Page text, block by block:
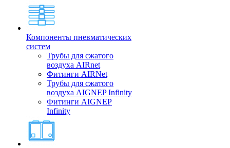
Компоненты пневматических
систем
Трубы для сжатого
воздуха AIRnet
Фитинги AIRNet
Трубы для сжатого
воздуха AIGNEP Infinity
Фитинги AIGNEP
Infinity